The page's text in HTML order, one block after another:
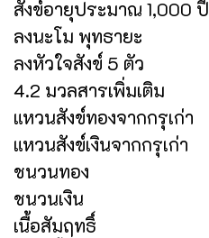
สังข์อายุประมาณ 1,000 ปี
ลงนะโม พุทธายะ
ลงหัวใจสังข์ 5 ตัว
4.2 มวลสารเพิ่มเติม
แหวนสังข์ทองจากกรุเก่า
แหวนสังข์เงินจากกรุเก่า
ชนวนทอง
ชนวนเงิน
เนื้อสัมฤทธิ์